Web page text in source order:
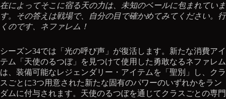
在によってそこに宿る天の力は、未知のベールに包まれていま
す。その答えは戦場で、自分の目で確かめてみてください。行
くのです、ネファレム！
シーズン34では「光の呼び声」が復活します。新たな消費アイ
テム「天使のるつぼ」を見つけて使用した勇敢なるネファレム
は、装備可能なレジェンダリー・アイテムを「聖別」し、クラ
スごとに3つ用意された新たな固有のパワーのいずれかをラン
ダムに付与されます。天使のるつぼを通じてクラスごとの専門